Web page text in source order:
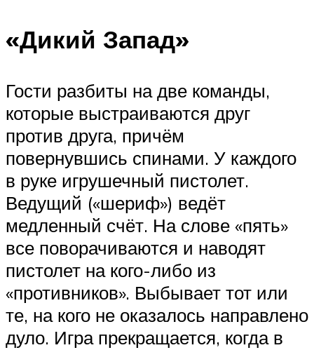
«Дикий Запад»
Гости разбиты на две команды,
которые выстраиваются друг
против друга, причём
повернувшись спинами. У каждого
в руке игрушечный пистолет.
Ведущий («шериф») ведёт
медленный счёт. На слове «пять»
все поворачиваются и наводят
пистолет на кого-либо из
«противников». Выбывает тот или
те, на кого не оказалось направлено
дуло. Игра прекращается, когда в